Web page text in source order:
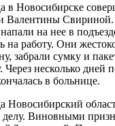
в Новосибирске
Валентины
на нее в
на работу. Они
забрали сумку и
Через несколько дней
в больнице.
Новосибирский
делу. Виновными